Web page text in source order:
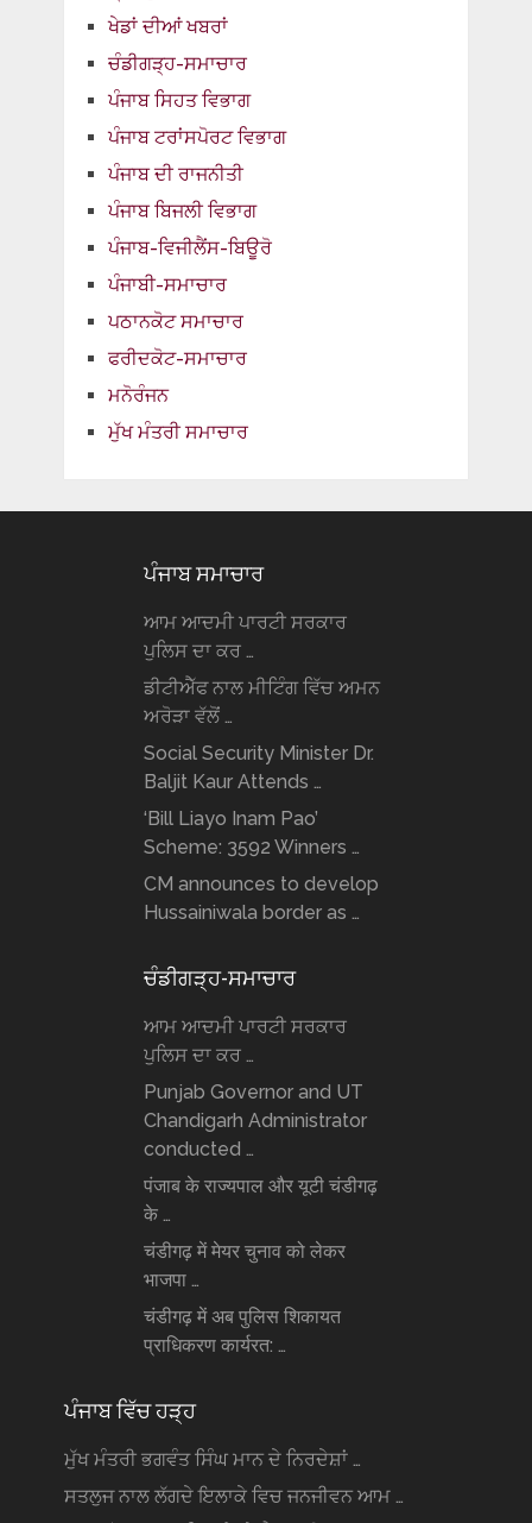
ਖੇਡਾਂ ਦੀਆਂ ਖਬਰਾਂ
ਚੰਡੀਗੜ੍ਹ-ਸਮਾਚਾਰ
ਪੰਜਾਬ ਸਿਹਤ ਵਿਭਾਗ
ਪੰਜਾਬ ਟਰਾਂਸਪੋਰਟ ਵਿਭਾਗ
ਪੰਜਾਬ ਦੀ ਰਾਜਨੀਤੀ
ਪੰਜਾਬ ਬਿਜਲੀ ਵਿਭਾਗ
ਪੰਜਾਬ-ਵਿਜੀਲੈਂਸ-ਬਿਊਰੋ
ਪੰਜਾਬੀ-ਸਮਾਚਾਰ
ਪਠਾਨਕੋਟ ਸਮਾਚਾਰ
ਫਰੀਦਕੋਟ-ਸਮਾਚਾਰ
ਮਨੋਰੰਜਨ
ਮੁੱਖ ਮੰਤਰੀ ਸਮਾਚਾਰ
ਪੰਜਾਬ ਸਮਾਚਾਰ
ਆਮ ਆਦਮੀ ਪਾਰਟੀ ਸਰਕਾਰ
ਪੁਲਿਸ ਦਾ ਕਰ …
ਡੀਟੀਐੱਫ ਨਾਲ ਮੀਟਿੰਗ ਵਿੱਚ ਅਮਨ
ਅਰੋੜਾ ਵੱਲੋਂ …
Social Security Minister Dr.
Baljit Kaur Attends …
‘Bill Liayo Inam Pao’
Scheme: 3592 Winners …
CM announces to develop
Hussainiwala border as …
ਚੰਡੀਗੜ੍ਹ-ਸਮਾਚਾਰ
ਆਮ ਆਦਮੀ ਪਾਰਟੀ ਸਰਕਾਰ
ਪੁਲਿਸ ਦਾ ਕਰ …
Punjab Governor and UT
Chandigarh Administrator
conducted …
पंजाब के राज्यपाल और यूटी चंडीगढ़
के …
चंडीगढ़ में मेयर चुनाव को लेकर
भाजपा …
चंडीगढ़ में अब पुलिस शिकायत
प्राधिकरण कार्यरत: …
ਪੰਜਾਬ ਵਿੱਚ ਹੜ੍ਹ
ਮੁੱਖ ਮੰਤਰੀ ਭਗਵੰਤ ਸਿੰਘ ਮਾਨ ਦੇ ਨਿਰਦੇਸ਼ਾਂ …
ਸਤਲੁਜ ਨਾਲ ਲੱਗਦੇ ਇਲਾਕੇ ਵਿਚ ਜਨਜੀਵਨ ਆਮ …